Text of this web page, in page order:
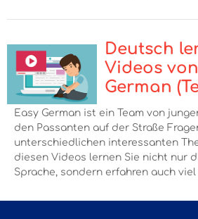
Deutsch
Videos
German
Easy German ist ein Team von
den Passanten auf der Straße
unterschiedlichen interessanten
diesen Videos lernen Sie nicht nur
Sprache, sondern erfahren auch